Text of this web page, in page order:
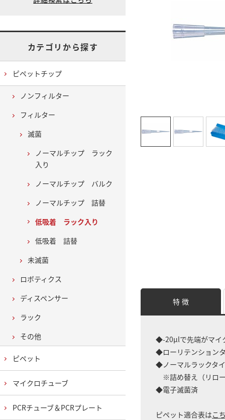
特 徴
◆-20μlで先端がマイ
◆ローリテンション
◆ノーマルラックタ
※詰め替え（リロ
◆電子滅菌済
ピペット適合表はこ
カテゴリから探す
ピペットチップ
ノンフィルター
フィルター
滅菌
ノーマルチップ ラック
入り
ノーマルチップ バルク
ノーマルチップ 詰替
低吸着 ラック入り
低吸着 詰替
未滅菌
ロボティクス
ディスペンサー
ラック
その他
ピペット
マイクロチューブ
PCRチューブ＆PCRプレート